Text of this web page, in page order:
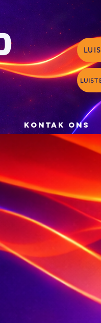
KONTAK ONS